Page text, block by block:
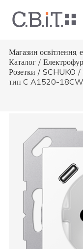
Магазин освітлення,
Каталог /
Розетки / SCHUKO /
тип C A1520-